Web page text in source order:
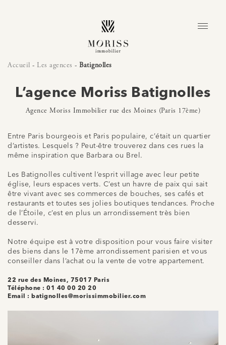
Accueil - Les agences - Batignolles
L’agence Moriss Batignolles
Agence Moriss Immobilier rue des Moines (Paris 17ème)
Entre Paris bourgeois et Paris populaire, c’était un quartier
d’artistes. Lesquels ? Peut-être trouverez dans ces rues la
même inspiration que Barbara ou Brel.
Les Batignolles cultivent l’esprit village avec leur petite
église, leurs espaces verts. C’est un havre de paix qui sait
être vivant avec ses commerces de bouches, ses cafés et
restaurants et toutes ses jolies boutiques tendances. Proche
de l’Étoile, c’est en plus un arrondissement très bien
desservi.
Notre équipe est à votre disposition pour vous faire visiter
des biens dans le 17ème arrondissement parisien et vous
conseiller dans l’achat ou la vente de votre appartement.
22 rue des Moines, 75017 Paris
Téléphone : 01 40 00 20 20
Email : batignolles@morissimmobilier.com